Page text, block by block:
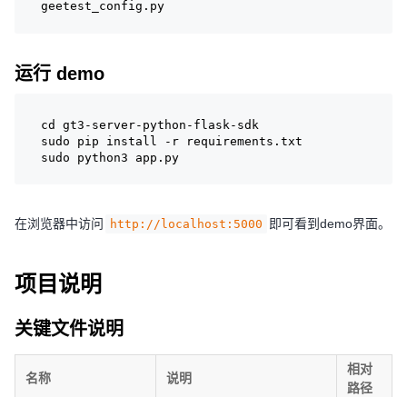
geetest_config.py
运行 demo
cd gt3-server-python-flask-sdk
sudo pip install -r requirements.txt
sudo python3 app.py
在浏览器中访问 http://localhost:5000 即可看到demo界面。
项目说明
关键文件说明
名称 说明
相对
路径